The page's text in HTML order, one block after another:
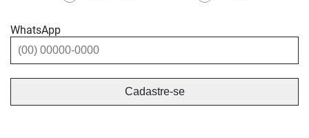
WhatsApp